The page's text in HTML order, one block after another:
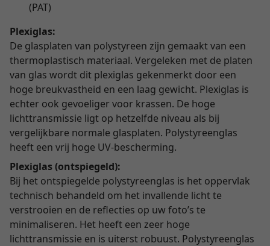
(PAT)
Plexiglas:
De glasplaten van polystyreen zijn gemaakt van een
thermoplastisch materiaal. Vergeleken met de platen
van glas wordt dit plexiglas gekenmerkt door een
hoge breukvastheid en een laag gewicht. Plexiglas is
echter ook gevoeliger voor krassen. De hoge
lichttransmissie ligt op hetzelfde niveau als bij
vergelijkbare normale glasplaten. Polystyreenglas
heeft een vrij hoge UV-bescherming.
Plexiglas (ontspiegeld):
Bij het ontspiegelde polystyreenglas is het oppervlak
technisch behandeld om het invallende licht te
verstrooien en de reflecties op uw foto’s te
minimaliseren. Het heeft een zeer hoge
lichttransmissie en is uiterst robuust. Polystyreenglas